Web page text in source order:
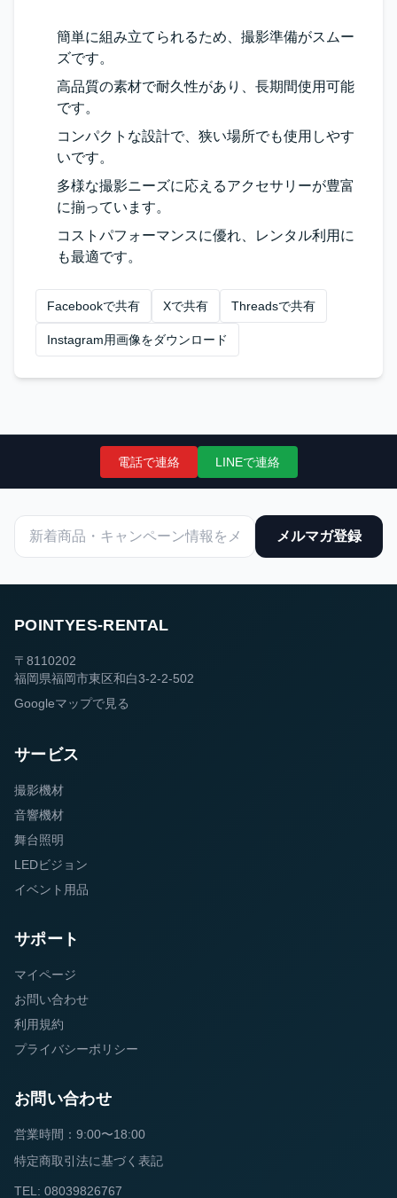
簡単に組み立てられるため、撮影準備がスムー
ズです。
高品質の素材で耐久性があり、長期間使用可能
です。
コンパクトな設計で、狭い場所でも使用しやす
いです。
多様な撮影ニーズに応えるアクセサリーが豊富
に揃っています。
コストパフォーマンスに優れ、レンタル利用に
も最適です。
Facebookで共有 Xで共有 Threadsで共有
Instagram用画像をダウンロード
電話で連絡 LINEで連絡
メルマガ登録
POINTYES-RENTAL
〒8110202
福岡県福岡市東区和白3-2-2-502
Googleマップで見る
サービス
撮影機材
音響機材
舞台照明
LEDビジョン
イベント用品
サポート
マイページ
お問い合わせ
利用規約
プライバシーポリシー
お問い合わせ
営業時間：9:00〜18:00
特定商取引法に基づく表記
TEL: 08039826767